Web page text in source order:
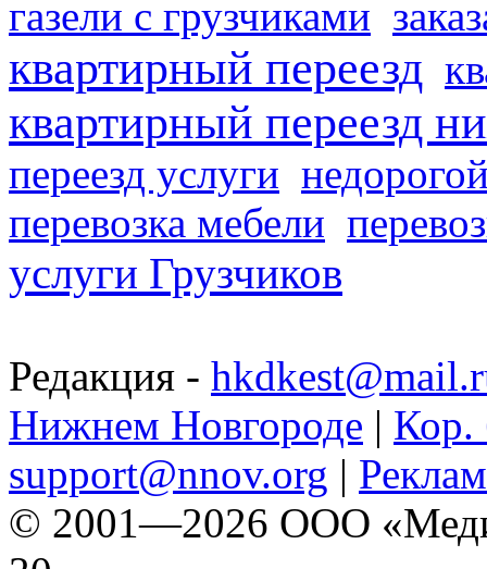
газели с грузчиками
квартирный переезд
квартирный переезд
переезд услуги
перевозка мебели
услуги Грузчиков
Редакция -
Нижнем Новгороде | Кор.
support@nnov.org |
© 2001—2026 ООО